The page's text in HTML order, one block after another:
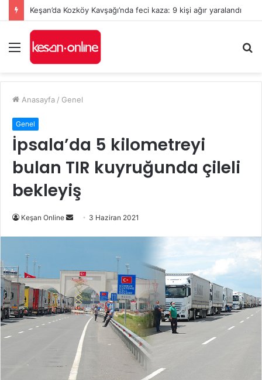
Keşan’da Kozköy Kavşağı’nda feci kaza: 9 kişi ağır yaralandı
Menü
...
Anasayfa / Genel
Genel
İpsala’da 5 kilometreyi
bulan TIR kuyruğunda çileli
bekleyiş
Keşan Online
Bir
3 Haziran 2021